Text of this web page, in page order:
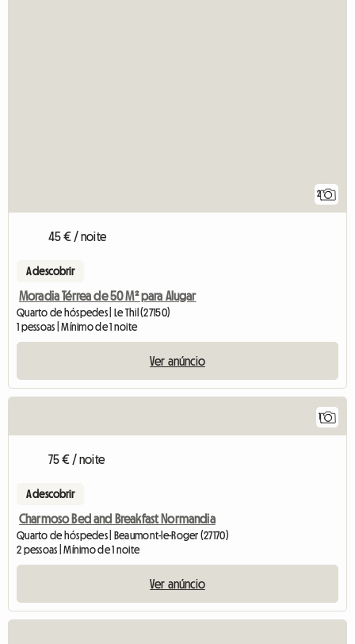
2
45 € / noite
A descobrir
Moradia Térrea de 50 M² para Alugar
Quarto de hóspedes | Le Thil (27150)
1 pessoas | Mínimo de 1 noite
Ver anúncio
1
75 € / noite
A descobrir
Charmoso Bed and Breakfast Normandia
Quarto de hóspedes | Beaumont-le-Roger (27170)
2 pessoas | Mínimo de 1 noite
Ver anúncio